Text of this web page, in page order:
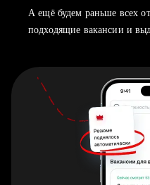
А ещё будем раньше всех
подходящие вакансии и